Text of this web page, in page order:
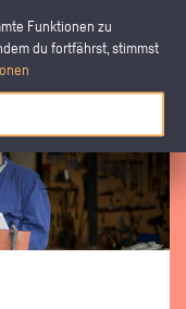
Funktionen zu
du fortfährst, stimmst